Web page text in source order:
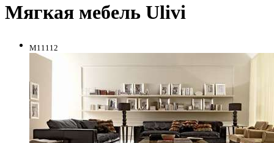
Мягкая мебель Ulivi
M11112